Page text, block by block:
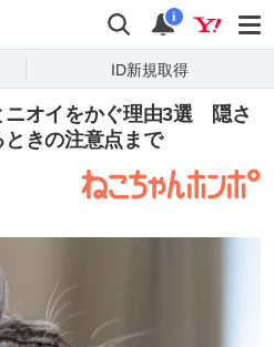
検索 通知
i
ID新規取得
ニオイをかぐ理由3選 隠さ
きの注意点まで